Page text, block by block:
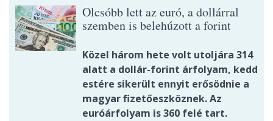
Olcsóbb lett az euró, a dollárral
szemben is belehúzott a forint
Közel három hete volt utoljára 314
alatt a dollár-forint árfolyam, kedd
estére sikerült ennyit erősödnie a
magyar fizetőeszköznek. Az
euróárfolyam is 360 felé tart.